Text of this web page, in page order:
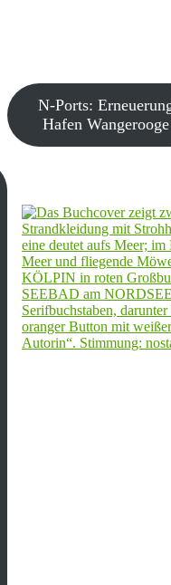
N-Ports:
Hafen Wangerooge